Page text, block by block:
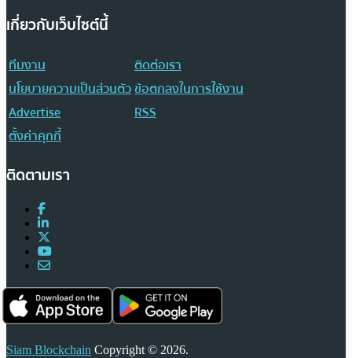
เกี่ยวกับเว็บไซต์นี้
ทีมงาน
ติดต่อเรา
นโยบายความเป็นส่วนตัวข้อตกลงในการใช้งาน
Advertise
RSS
ตั้งค่าคุกกี้
ติดตามเรา
Siam Blockchain Copyright © 2026.